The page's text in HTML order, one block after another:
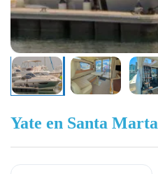
Yate en Santa Marta